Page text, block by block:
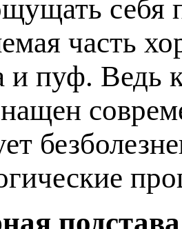
себя
часть
и пуф. Ведь
подстава